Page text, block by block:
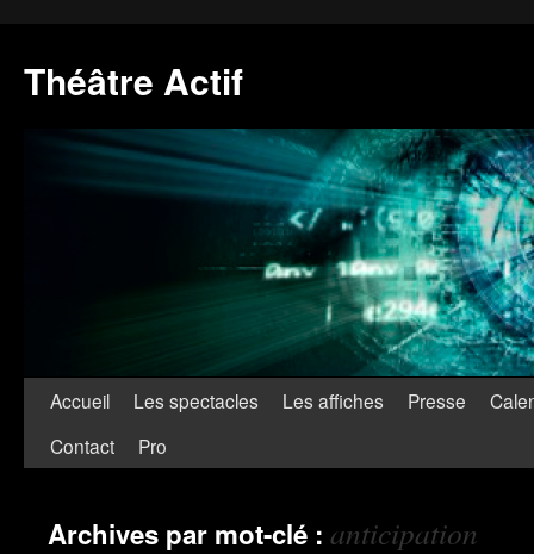
Théâtre Actif
Accueil Les spectacles Les affiches Presse
Contact
Pro
Archives par mot-clé : anticipation